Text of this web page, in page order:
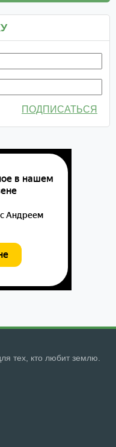
ПОДПИСАТЬСЯ
тех, кто любит землю.